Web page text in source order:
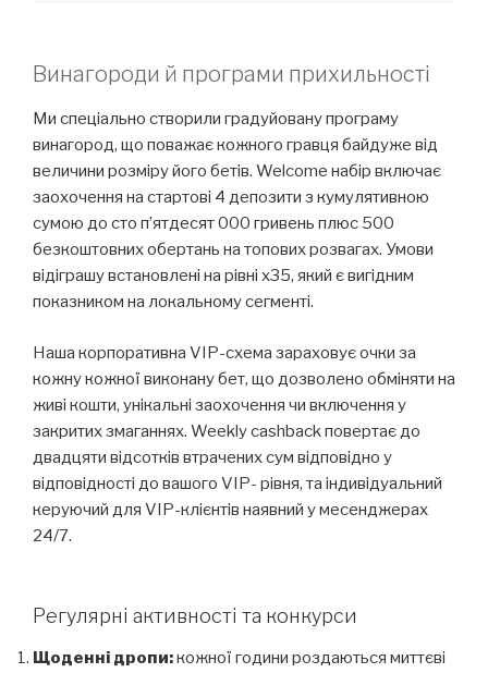
Винагороди й програми прихильності
Ми спеціально створили градуйовану програму
винагород, що поважає кожного гравця байдуже від
величини розміру його бетів. Welcome набір включає
заохочення на стартові 4 депозити з кумулятивною
сумою до сто п’ятдесят 000 гривень плюс 500
безкоштовних обертань на топових розвагах. Умови
відіграшу встановлені на рівні x35, який є вигідним
показником на локальному сегменті.
Наша корпоративна VIP-схема зараховує очки за
кожну кожної виконану бет, що дозволено обміняти на
живі кошти, унікальні заохочення чи включення у
закритих змаганнях. Weekly cashback повертає до
двадцяти відсотків втрачених сум відповідно у
відповідності до вашого VIP- рівня, та індивідуальний
керуючий для VIP-клієнтів наявний у месенджерах
24/7.
Регулярні активності та конкурси
Щоденні дропи:кожної години роздаються миттєві